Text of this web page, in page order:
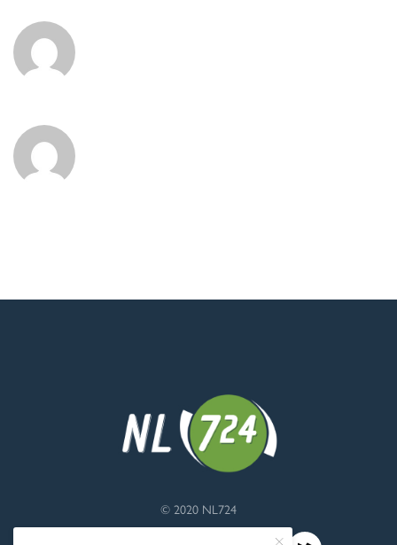
© 2020 NL724